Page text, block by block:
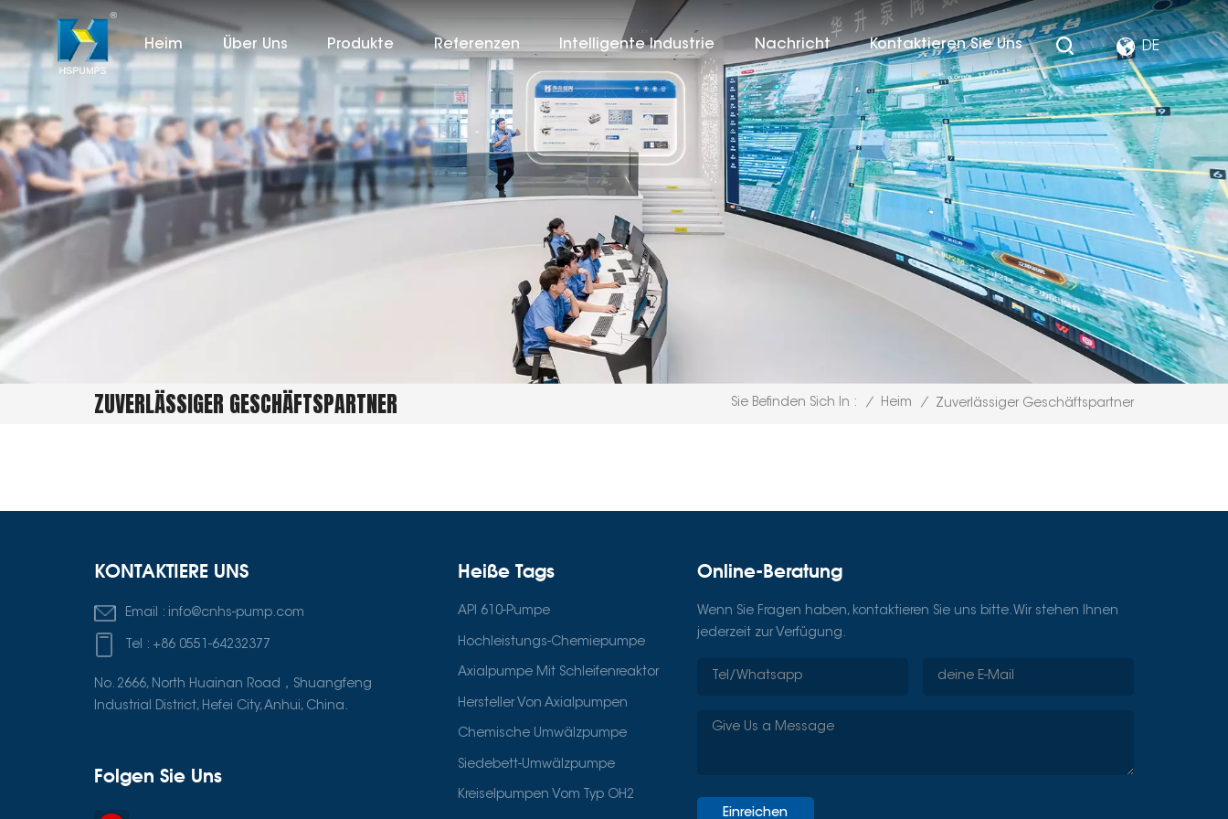
Heim Über Uns Produkte Referenzen Intelligente Industrie Nachricht Kontaktieren Sie Uns DE
ZUVERLÄSSIGER GESCHÄFTSPARTNER Sie Befinden Sich In : / Heim / Zuverlässiger Geschäftspartner
KONTAKTIERE UNS
Email : info@cnhs-pump.com
Tel : +86 0551-64232377
No. 2666, North Huainan Road，Shuangfeng
Industrial District, Hefei City, Anhui, China.
Folgen Sie Uns
Heiße Tags
API 610-Pumpe
Hochleistungs-Chemiepumpe
Axialpumpe Mit Schleifenreaktor
Hersteller Von Axialpumpen
Chemische Umwälzpumpe
Siedebett-Umwälzpumpe
Kreiselpumpen Vom Typ OH2
Online-Beratung
Wenn Sie Fragen haben, kontaktieren Sie uns bitte. Wir stehen Ihnen
jederzeit zur Verfügung.
Einreichen